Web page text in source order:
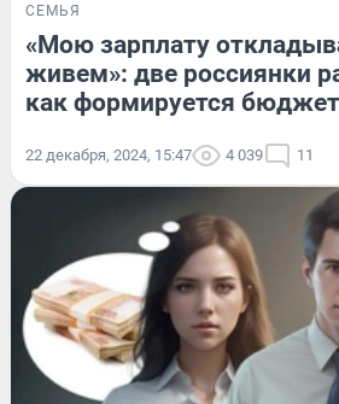
СЕМЬЯ
«Мою зарплату
живем»: две россиянки
как формируется
22 декабря, 2024, 15:47 4 039 11